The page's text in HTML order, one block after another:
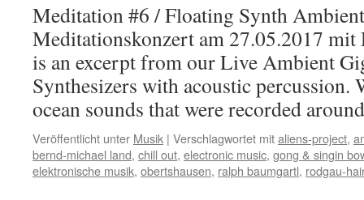
Meditation #6 / Floating Synth
Meditationskonzert am 27.05.2017
is an excerpt from our Live Ambient
Synthesizers with acoustic percussion.
ocean sounds that were recorded
Veröffentlicht unter Musik | Verschlagwortet mitaliens-project,
bernd-michael land, chill out, electronic music, gong & singin
elektronische musik, obertshausen, ralph baumgartl, rodgau-